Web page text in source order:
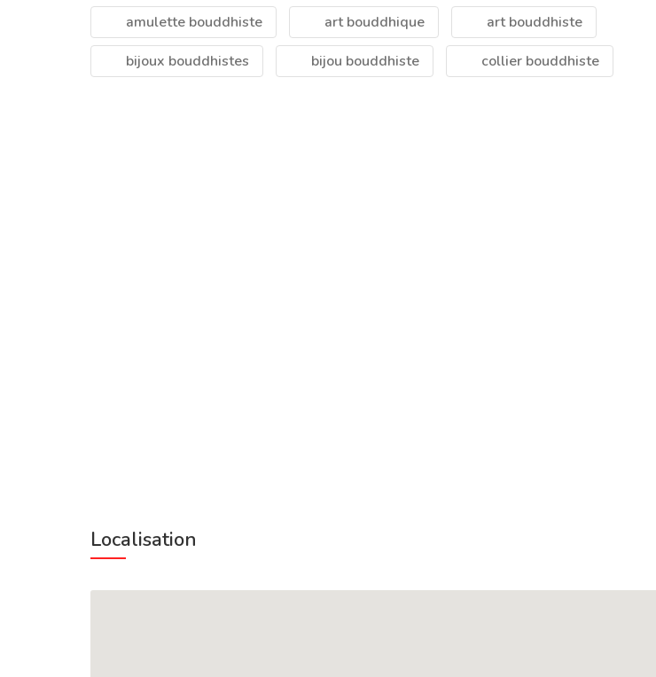
amulette bouddhiste
art bouddhique
art bouddhiste
bijoux bouddhistes
bijou bouddhiste collier bouddhiste
Localisation